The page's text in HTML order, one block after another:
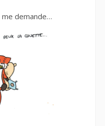
me demande…